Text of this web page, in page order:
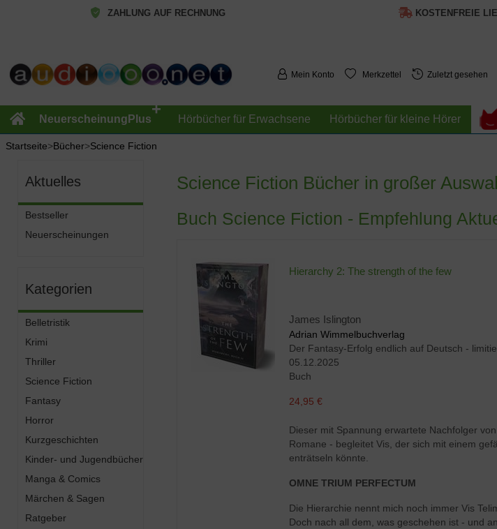
ZAHLUNG AUF RECHNUNG KOSTENFREIE
Mein Konto Merkzettel Zuletzt gesehen
NeuerscheinungPlus
+
Hörbücher für Erwachsene Hörbücher für kleine Hörer
Startseite>Bücher>Science Fiction
Aktuelles
Bestseller
Neuerscheinungen
Kategorien
Belletristik
Krimi
Thriller
Science Fiction
Fantasy
Horror
Kurzgeschichten
Kinder- und Jugendbücher
Manga & Comics
Märchen & Sagen
Ratgeber
Science Fiction Bücher in großer
Buch Science Fiction - Empfehlung
Hierarchy 2: The strength of the few
James Islington
Adrian Wimmelbuchverlag
Der Fantasy-Erfolg endlich auf Deutsch -
05.12.2025
Buch
24,95 €
Dieser mit Spannung erwartete Nachfolger
Romane - begleitet Vis, der sich mit einem
enträtseln könnte.
OMNE TRIUM PERFECTUM
Die Hierarchie nennt mich noch immer Vis
Doch nach all dem, was geschehen ist - und